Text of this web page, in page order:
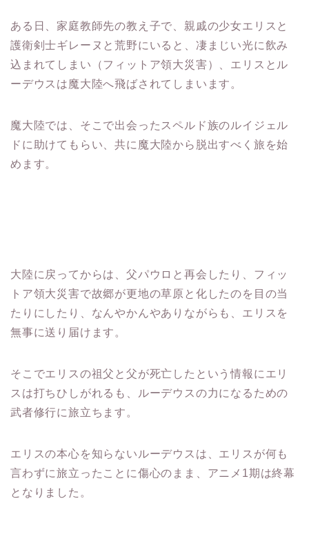
ある日、家庭教師先の教え子で、親戚の少女エリスと
護衛剣士ギレーヌと荒野にいると、凄まじい光に飲み
込まれてしまい（フィットア領大災害）、エリスとル
ーデウスは魔大陸へ飛ばされてしまいます。
魔大陸では、そこで出会ったスペルド族のルイジェル
ドに助けてもらい、共に魔大陸から脱出すべく旅を始
めます。
大陸に戻ってからは、父パウロと再会したり、フィッ
トア領大災害で故郷が更地の草原と化したのを目の当
たりにしたり、なんやかんやありながらも、エリスを
無事に送り届けます。
そこでエリスの祖父と父が死亡したという情報にエリ
スは打ちひしがれるも、ルーデウスの力になるための
武者修行に旅立ちます。
エリスの本心を知らないルーデウスは、エリスが何も
言わずに旅立ったことに傷心のまま、アニメ1期は終幕
となりました。